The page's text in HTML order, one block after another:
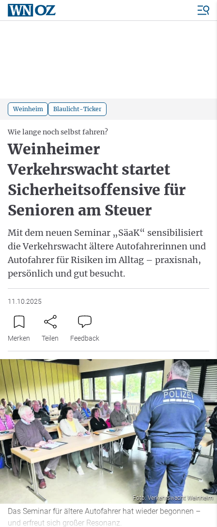
Weinheim Blaulicht-Ticker
Wie lange noch selbst fahren?
Weinheimer
Verkehrswacht startet
Sicherheitsoffensive für
Senioren am Steuer
Mit dem neuen Seminar „SäaK“ sensibilisiert
die Verkehrswacht ältere Autofahrerinnen und
Autofahrer für Risiken im Alltag – praxisnah,
persönlich und gut besucht.
11.10.2025
Merken Teilen Feedback
Foto: Verkehrswacht Weinheim
Das Seminar für ältere Autofahrer hat wieder begonnen –
und erfreut sich großer Resonanz.